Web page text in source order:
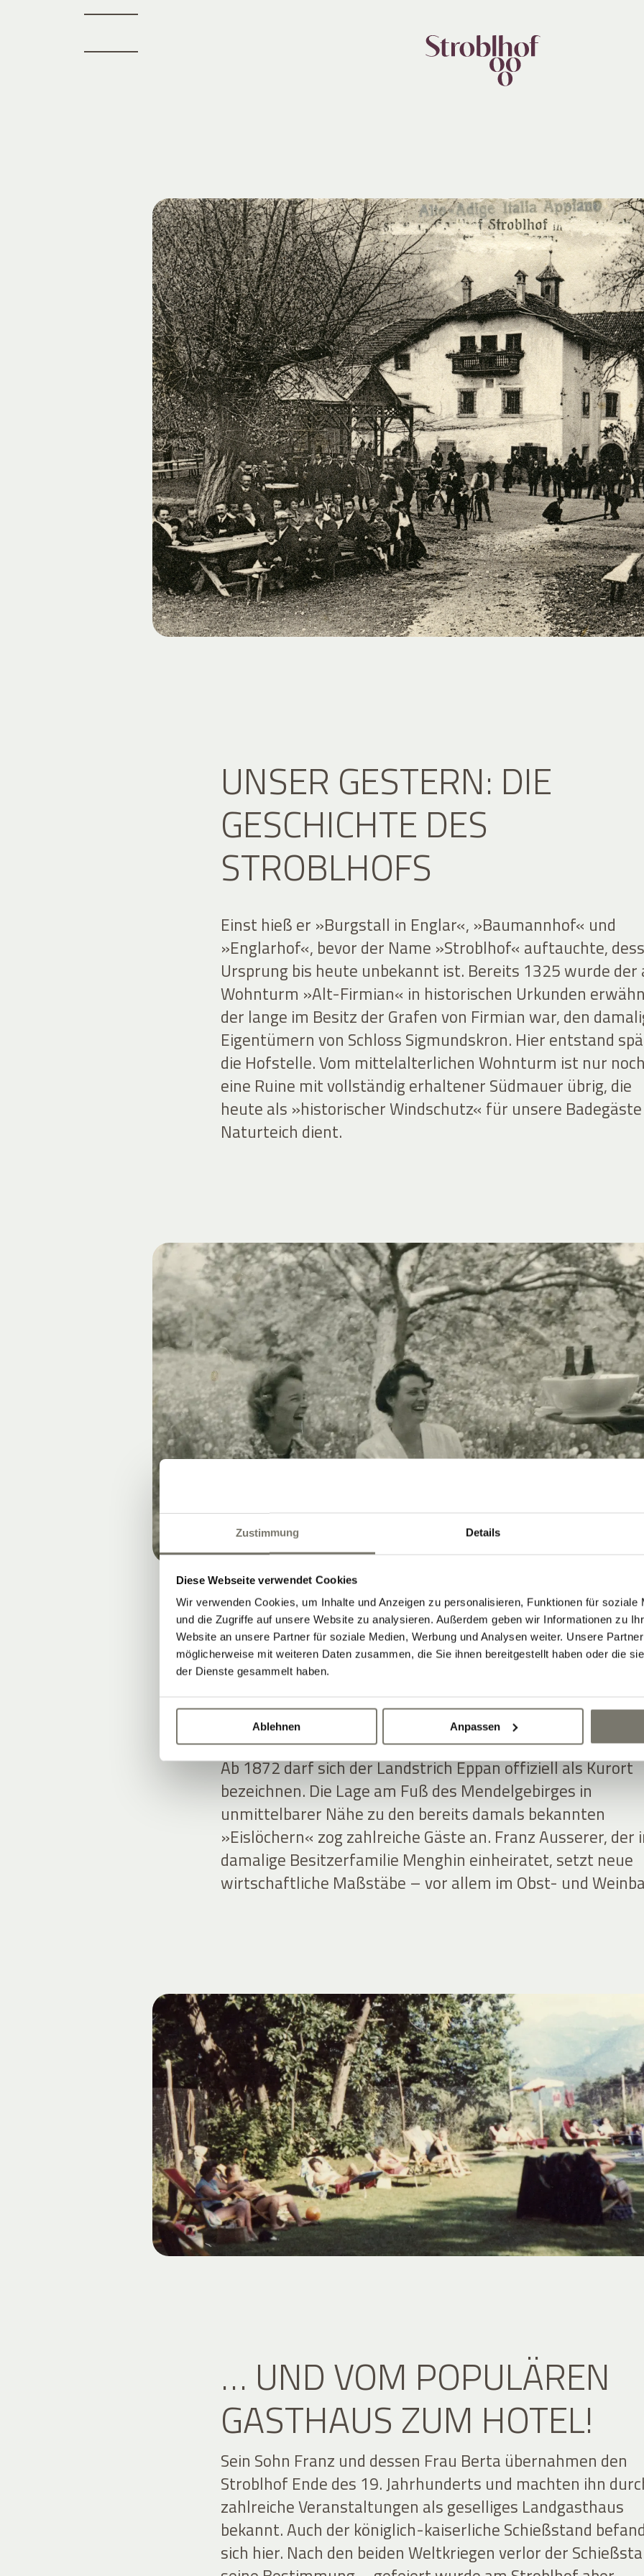
Zustimmung Details
Diese Webseite verwendet Cookies
Wir verwenden Cookies, um Inhalte und Anzeigen zu personalisieren, Funktionen für soziale
und die Zugriffe auf unsere Website zu analysieren. Außerdem geben wir Informationen zu
Website an unsere Partner für soziale Medien, Werbung und Analysen weiter. Unsere
möglicherweise mit weiteren Daten zusammen, die Sie ihnen bereitgestellt haben oder die
der Dienste gesammelt haben.
Ablehnen Anpassen
UNSER GESTERN: DIE
GESCHICHTE DES
STROBLHOFS
Einst hieß er »Burgstall in Englar«, »Baumannhof« und
»Englarhof«, bevor der Name »Stroblhof« auftauchte,
Ursprung bis heute unbekannt ist. Bereits 1325 wurde der
Wohnturm »Alt-Firmian« in historischen Urkunden
der lange im Besitz der Grafen von Firmian war, den
Eigentümern von Schloss Sigmundskron. Hier entstand
die Hofstelle. Vom mittelalterlichen Wohnturm ist nur
eine Ruine mit vollständig erhaltener Südmauer übrig, die
heute als »historischer Windschutz« für unsere
Naturteich dient.
VOM BAUERNHOF ZUM
HISTORISCHEN WEINGUT
Ab 1872 darf sich der Landstrich Eppan offiziell als Kurort
bezeichnen. Die Lage am Fuß des Mendelgebirges in
unmittelbarer Nähe zu den bereits damals bekannten
»Eislöchern« zog zahlreiche Gäste an. Franz Ausserer, der
damalige Besitzerfamilie Menghin einheiratet, setzt neue
wirtschaftliche Maßstäbe – vor allem im Obst- und
… UND VOM POPULÄREN
GASTHAUS ZUM HOTEL!
Sein Sohn Franz und dessen Frau Berta übernahmen den
Stroblhof Ende des 19. Jahrhunderts und machten ihn
zahlreiche Veranstaltungen als geselliges Landgasthaus
bekannt. Auch der königlich-kaiserliche Schießstand
sich hier. Nach den beiden Weltkriegen verlor der